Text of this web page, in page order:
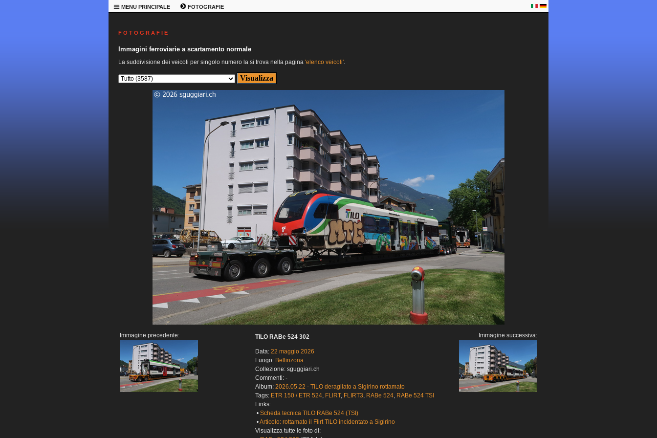
MENU PRINCIPALE FOTOGRAFIE
F O T O G R A F I E
Immagini ferroviarie a scartamento normale
La suddivisione dei veicoli per singolo numero la si trova nella pagina 'elenco veicoli'.
Immagine precedente: TILO RABe 524 302
Data: 22 maggio 2026
Luogo: Bellinzona
Collezione: sguggiari.ch
Commenti: -
Album: 2026.05.22 - TILO deragliato a Sigirino rottamato
Tags: ETR 150 / ETR 524, FLIRT, FLIRT3, RABe 524, RABe 524 TSI
Links:
• Scheda tecnica TILO RABe 524 (TSI)
•Articolo: rottamato il Flirt TILO incidentato a Sigirino
Visualizza tutte le foto di:
Immagine successiva: